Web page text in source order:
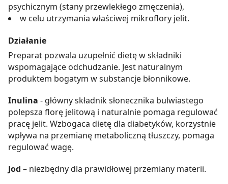
psychicznym (stany przewlekłego zmęczenia),
w celu utrzymania właściwej mikroflory jelit.
Działanie
Preparat pozwala uzupełnić dietę w składniki
wspomagające odchudzanie. Jest naturalnym
produktem bogatym w substancje błonnikowe.
Inulina - główny składnik słonecznika bulwiastego
polepsza florę jelitową i naturalnie pomaga regulować
pracę jelit. Wzbogaca dietę dla diabetyków, korzystnie
wpływa na przemianę metaboliczną tłuszczy, pomaga
regulować wagę.
Jod – niezbędny dla prawidłowej przemiany materii.